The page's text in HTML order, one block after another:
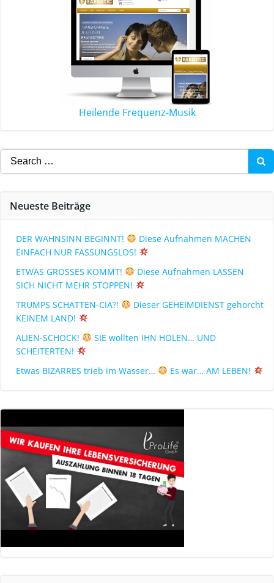
Heilende Frequenz-Musik
Neueste Beiträge
DER WAHNSINN BEGINNT!
Diese Aufnahmen MACHEN
EINFACH NUR FASSUNGSLOS!
ETWAS GROSSES KOMMT!
Diese Aufnahmen LASSEN
SICH NICHT MEHR STOPPEN!
TRUMPS SCHATTEN-CIA?!
Dieser GEHEIMDIENST gehorcht
KEINEM LAND!
ALIEN-SCHOCK!
SIE wollten IHN HOLEN… UND
SCHEITERTEN!
Etwas BIZARRES trieb im Wasser…
Es war… AM LEBEN!